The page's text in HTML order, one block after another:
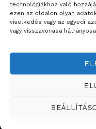
technológiákhoz való
ezen az oldalon olyan
viselkedés vagy az egyedi
vagy visszavonása
Keraset
Weboldalt